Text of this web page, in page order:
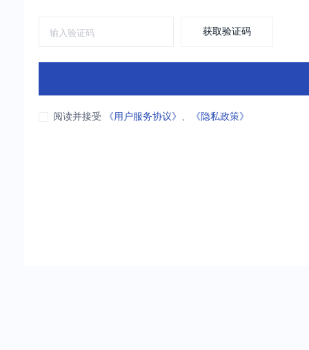
获取验证码
阅读并接受 《用户服务协议》 、 《隐私政策》